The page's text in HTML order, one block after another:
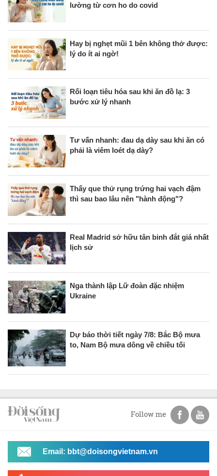
lường từ cơn ho do covid
Hay bị nghẹt mũi 1 bên không thở được:
lý do ít ai ngờ!
Rối loạn tiêu hóa sau khi ăn đồ lạ: 3
bước xử lý nhanh
Tư vấn nhanh: đau dạ dày sau khi ăn có
phải là viêm loét dạ dày?
Thấy que thử rụng trứng hai vạch đậm
thì sau bao lâu nên "hành động"?
Real Madrid sở hữu tân binh đắt giá nhất
lịch sử
Nga thành lập Lữ đoàn đặc nhiệm
Ukraine
Dự báo thời tiết ngày 7/8: Bắc Bộ mưa
to, Nam Bộ mưa dông về chiều tối
Follow me
Email: bbt@doisongvietnam.vn